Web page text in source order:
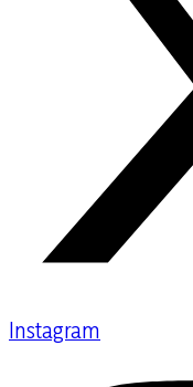
Instagram